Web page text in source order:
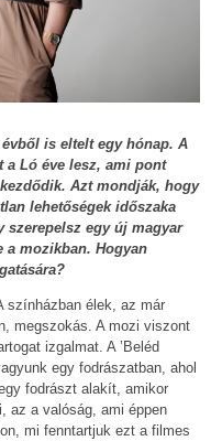
is eltelt egy hónap. A
a Ló éve lesz, ami pont
Azt mondják, hogy
lehetőségek időszaka
szerepelsz egy új magyar
a mozikban. Hogyan
színházban élek, az már
megszokás. A mozi viszont
izgalmat. A ’Beléd
egy fodrászatban, ahol
fodrászt alakít, amikor
az a valóság, ami éppen
mi fenntartjuk ezt a filmes